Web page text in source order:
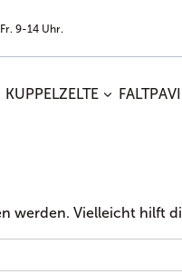
9-14 Uhr.
KUPPELZELTE
werden. Vielleicht hilft